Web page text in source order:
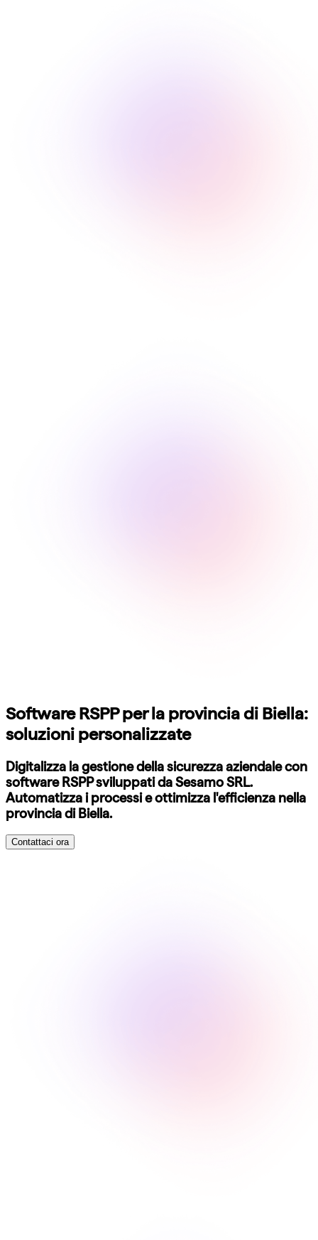
Software RSPP per la provincia di Biella:
soluzioni personalizzate
Digitalizza la gestione della sicurezza aziendale con
software RSPP sviluppati da Sesamo SRL.
Automatizza i processi e ottimizza l'efficienza nella
provincia di Biella.
Contattaci ora